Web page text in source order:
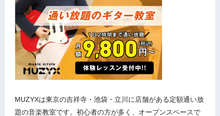
MUZYXは東京の吉祥寺・池袋・立川に店舗がある定額通い放
題の音楽教室です。初心者の方が多く、オープンスペースで